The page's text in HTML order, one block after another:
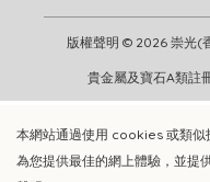
加入購物車
本網站通過使用 cookies 或類似
為您提供最佳的網上體驗，並提
版權聲明 © 2026 崇光(
貴金屬及寶石A類註